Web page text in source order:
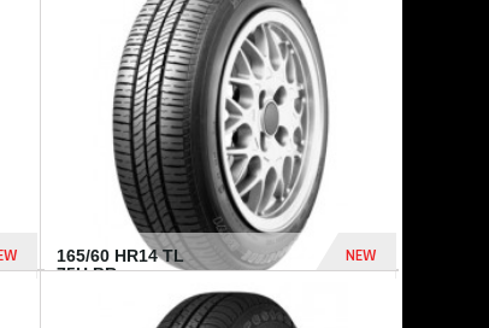
364 Dhs
165/60 HR14 TL
75H BR...
NEW